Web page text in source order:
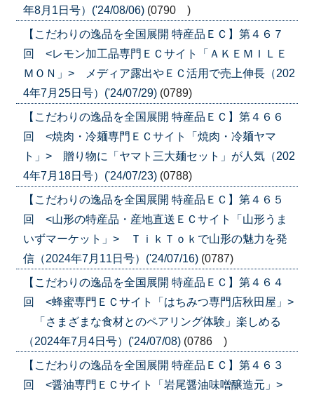
年8月1日号）('24/08/06) (0790 )
【こだわりの逸品を全国展開 特産品ＥＣ】第４６７
回 <レモン加工品専門ＥＣサイト「ＡＫＥＭＩＬＥ
ＭＯＮ」> メディア露出やＥＣ活用で売上伸長（202
4年7月25日号）('24/07/29) (0789)
【こだわりの逸品を全国展開 特産品ＥＣ】第４６６
回 <焼肉・冷麺専門ＥＣサイト「焼肉・冷麺ヤマ
ト」> 贈り物に「ヤマト三大麺セット」が人気（202
4年7月18日号）('24/07/23) (0788)
【こだわりの逸品を全国展開 特産品ＥＣ】第４６５
回 <山形の特産品・産地直送ＥＣサイト「山形うま
いずマーケット」> ＴｉｋＴｏｋで山形の魅力を発
信（2024年7月11日号）('24/07/16) (0787)
【こだわりの逸品を全国展開 特産品ＥＣ】第４６４
回 <蜂蜜専門ＥＣサイト「はちみつ専門店秋田屋」>
「さまざまな食材とのペアリング体験」楽しめる
（2024年7月4日号）('24/07/08) (0786 )
【こだわりの逸品を全国展開 特産品ＥＣ】第４６３
回 <醤油専門ＥＣサイト「岩尾醤油味噌醸造元」>